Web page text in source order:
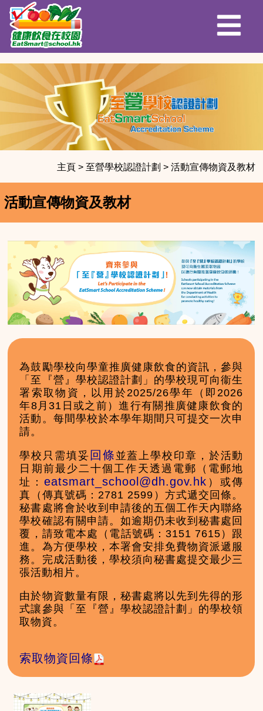
主頁> 至營學校認證計劃 > 活動宣傳物資及教材
活動宣傳物資及教材
為鼓勵學校向學童推廣健康飲食的資訊，參與
「至『營』學校認證計劃」的學校現可向衞生
署索取物資，以用於2025/26學年（即2026
年8月31日或之前）進行有關推廣健康飲食的
活動。每間學校於本學年期間只可提交一次申
請。
學校只需填妥 回條 並蓋上學校印章，於活動
日期前最少二十個工作天透過電郵（電郵地
址：eatsmart_school@dh.gov.hk ）或傳
真（傳真號碼：2781 2599）方式遞交回條。
秘書處將會於收到申請後的五個工作天內聯絡
學校確認有關申請。如逾期仍未收到秘書處回
覆，請致電本處（電話號碼：3151 7615）跟
進。為方便學校，本署會安排免費物資派遞服
務。完成活動後，學校須向秘書處提交最少三
張活動相片。
由於物資數量有限，秘書處將以先到先得的形
式讓參與「至『營』學校認證計劃」的學校領
取物資。
索取物資回條